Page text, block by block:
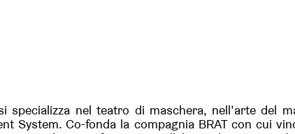
specializza nel teatro di maschera, nell’arte del
System. Co-fonda la compagnia BRAT con cui